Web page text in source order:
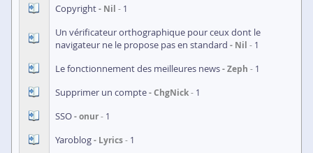
Copyright Nil 1
Un vérificateur orthographique pour ceux dont le
navigateur ne le propose pas en standard
Nil 1
Le fonctionnement des meilleures news Zeph 1
Supprimer un compte ChgNick 1
SSO onur 1
Yaroblog Lyrics 1